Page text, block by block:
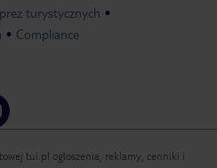
turystycznych
Compliance
tui.pl ogłoszenia, reklamy, cenniki i